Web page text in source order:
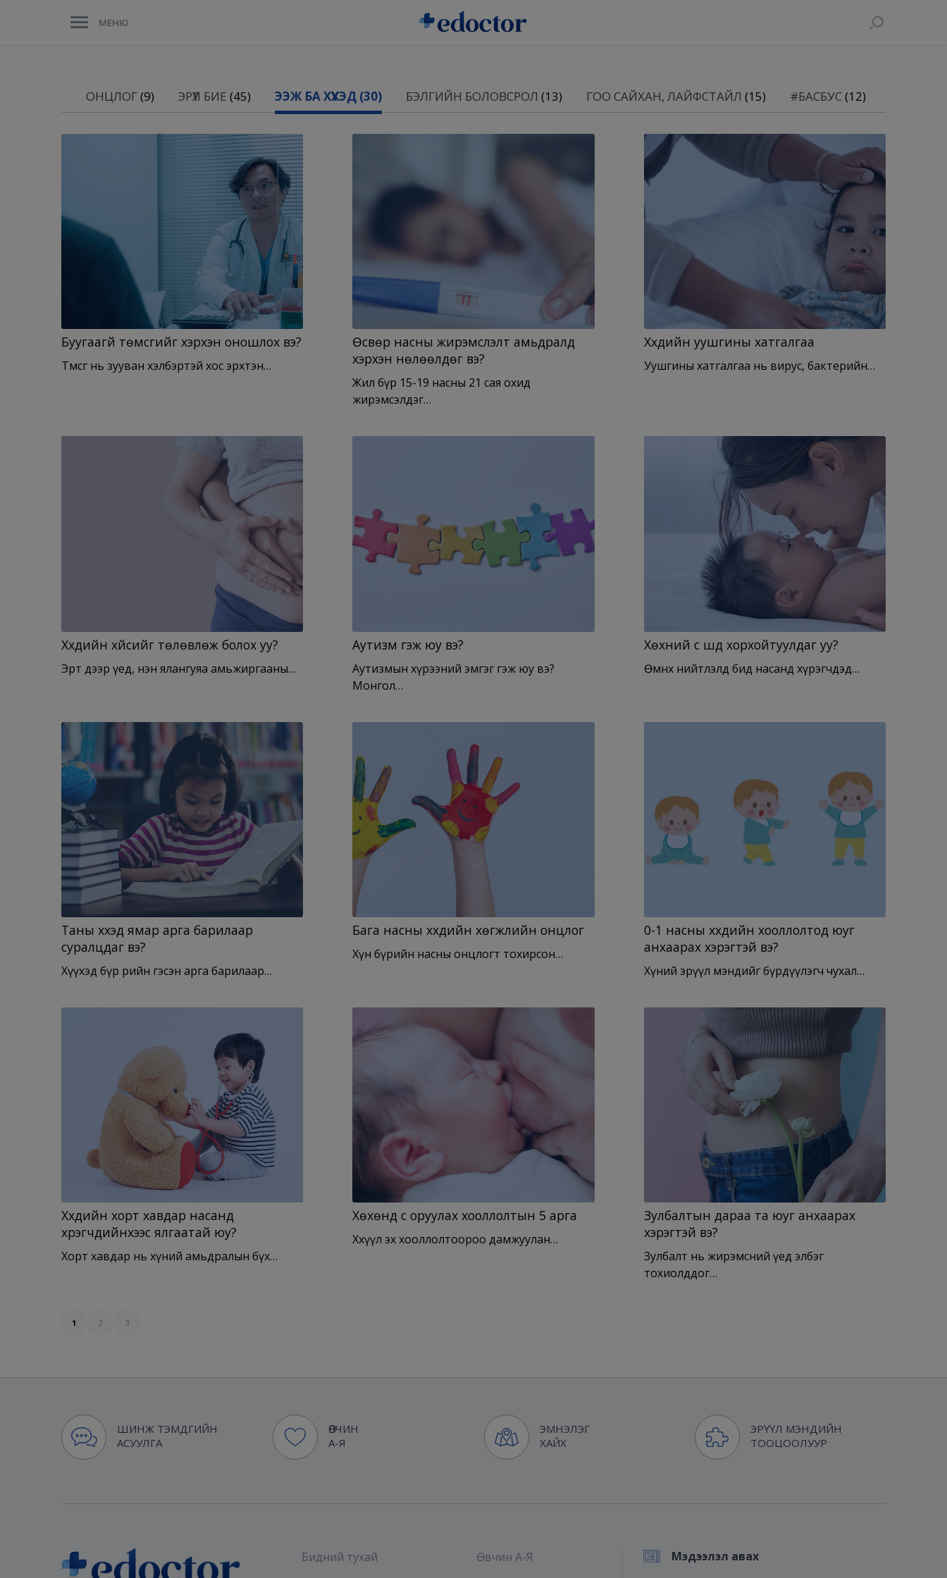
МЕНЮ
ОНЦЛОГ(9) ЭРҮҮЛ БИЕ (45) ЭЭЖ БА ХҮҮХЭД (30) БЭЛГИЙН БОЛОВСРОЛ (13) ГОО САЙХАН, ЛАЙФСТАЙЛ (15) #БАСБУС(12)
Буугаагүй төмсгийг хэрхэн оношлох вэ?
Төмсөг нь зууван хэлбэртэй хос эрхтэн…
Өсвөр насны жирэмслэлт амьдралд
хэрхэн нөлөөлдөг вэ?
Жил бүр 15-19 насны 21 сая охид
жирэмсэлдэг…
Хүүхдийн уушгины хатгалгаа
Уушгины хатгалгаа нь вирус, бактерийн…
Хүүхдийн хүйсийг төлөвлөж болох уу?
Эрт дээр үед, нэн ялангуяа амьжиргааны…
Аутизм гэж юу вэ?
Аутизмын хүрээний эмгэг гэж юу вэ?
Монгол…
Хөхний сүү шүд хорхойтуулдаг уу?
Өмнөх нийтлэлд бид насанд хүрэгчдэд…
Таны хүүхэд ямар арга барилаар
суралцдаг вэ?
Хүүхэд бүр өөрийн гэсэн арга барилаар…
Бага насны хүүхдийн хөгжлийн онцлог
Хүн бүрийн насны онцлогт тохирсон…
0-1 насны хүүхдийн хооллолтод юуг
анхаарах хэрэгтэй вэ?
Хүний эрүүл мэндийг бүрдүүлэгч чухал…
Хүүхдийн хорт хавдар насанд
хүрэгчдийнхээс ялгаатай юу?
Хорт хавдар нь хүний амьдралын бүх…
Хөхөнд сүү оруулах хооллолтын 5 арга
Хөхүүл эх хооллолтоороо дамжуулан…
Зулбалтын дараа та юуг анхаарах
хэрэгтэй вэ?
Зулбалт нь жирэмсний үед элбэг
тохиолддог…
1 2 3
ШИНЖ ТЭМДГИЙН
АСУУЛГА
ӨВЧИН
А-Я
ЭМНЭЛЭГ
ХАЙХ
ЭРҮҮЛ МЭНДИЙН
ТООЦООЛУУР
Бидний тухай Өвчин А-Я Мэдээлэл авах